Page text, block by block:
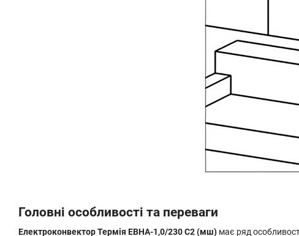
Головні особливості та переваги
Електроконвектор Термія ЕВНА-1,0/230 С2 (мш) має ряд